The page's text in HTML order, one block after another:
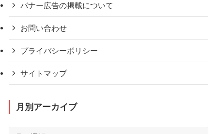
バナー広告の掲載について
お問い合わせ
プライバシーポリシー
サイトマップ
月別アーカイブ